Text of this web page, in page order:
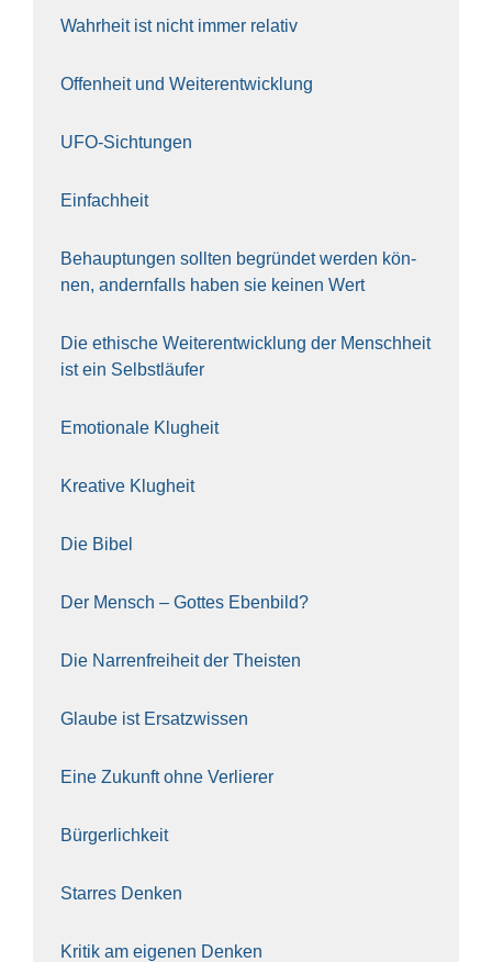
Wahr­heit ist nicht immer rela­tiv
Offen­heit und Wei­ter­ent­wick­lung
UFO-Sich­tun­gen
Ein­fach­heit
Behaup­tun­gen soll­ten begrün­det wer­den kön­
nen, andern­falls haben sie kei­nen Wert
Die ethi­sche Wei­ter­ent­wick­lung der Mensch­heit
ist ein Selbst­läu­fer
Emo­tio­na­le Klug­heit
Krea­ti­ve Klug­heit
Die Bibel
Der Mensch – Got­tes Eben­bild?
Die Nar­ren­frei­heit der The­is­ten
Glau­be ist Ersatz­wis­sen
Eine Zukunft ohne Ver­lie­rer
Bür­ger­lich­keit
Star­res Den­ken
Kri­tik am eige­nen Den­ken